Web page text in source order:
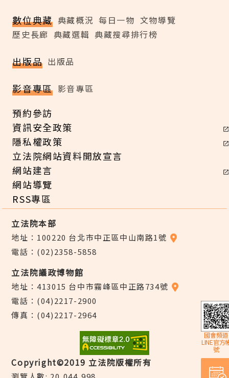
數位典藏 典藏概況 每日一物 文物導覽
歷史長廊 典藏選輯 典藏搜尋排行榜
出版品 出版品
影音專區 影音專區
預約參訪
資訊安全政策
隱私權政策
立法院網站資料開放宣言
網站建言
網站導覽
RSS專區
立法院本部
地址：100220 台北市中正區中山南路1號
電話：(02)2358-5858
立法院議政博物館
地址：413015 台中市霧峰區中正路734號
電話：(04)2217-2900
傳真：(04)2217-2964
Copyright©2019 立法院版權所有
國會頻道
LINE官方
號